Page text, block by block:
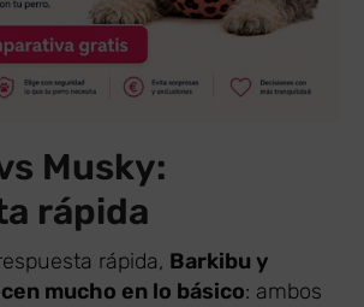
Musky:
rápida
rápida, Barkibu y
mucho en lo básico: ambos